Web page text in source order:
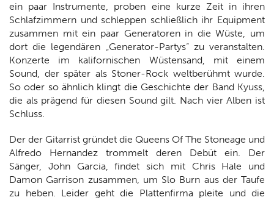
ein paar Instrumente, proben eine kurze Zeit in ihren
Schlafzimmern und schleppen schließlich ihr Equipment
zusammen mit ein paar Generatoren in die Wüste, um
dort die legendären „Generator-Partys“ zu veranstalten.
Konzerte im kalifornischen Wüstensand, mit einem
Sound, der später als Stoner-Rock weltberühmt wurde.
So oder so ähnlich klingt die Geschichte der Band Kyuss,
die als prägend für diesen Sound gilt. Nach vier Alben ist
Schluss.
Der der Gitarrist gründet die Queens Of The Stoneage und
Alfredo Hernandez trommelt deren Debüt ein. Der
Sänger, John Garcia, findet sich mit Chris Hale und
Damon Garrison zusammen, um Slo Burn aus der Taufe
zu heben. Leider geht die Plattenfirma pleite und die